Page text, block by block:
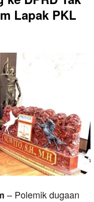
Lapak PKL
– Polemik dugaan